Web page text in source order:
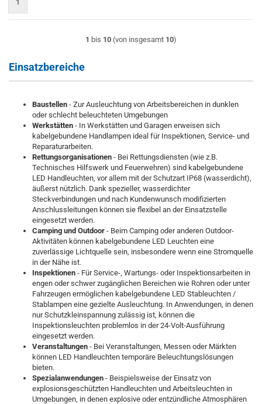
1
1 bis 10 (von insgesamt 10)
Einsatzbereiche
Baustellen - Zur Ausleuchtung von Arbeitsbereichen in dunklen
oder schlecht beleuchteten Umgebungen
Werkstätten - In Werkstätten und Garagen erweisen sich
kabelgebundene Handlampen ideal für Inspektionen, Service- und
Reparaturarbeiten.
Rettungsorganisationen - Bei Rettungsdiensten (wie z.B.
Technisches Hilfswerk und Feuerwehren) sind kabelgebundene
LED Handleuchten, vor allem mit der Schutzart IP68 (wasserdicht),
äußerst nützlich. Dank spezieller, wasserdichter
Steckverbindungen und nach Kundenwunsch modifizierten
Anschlussleitungen können sie flexibel an der Einsatzstelle
eingesetzt werden.
Camping und Outdoor - Beim Camping oder anderen Outdoor-
Aktivitäten können kabelgebundene LED Leuchten eine
zuverlässige Lichtquelle sein, insbesondere wenn eine Stromquelle
in der Nähe ist.
Inspektionen - Für Service-, Wartungs- oder Inspektionsarbeiten in
engen oder schwer zugänglichen Bereichen wie Rohren oder unter
Fahrzeugen ermöglichen kabelgebundene LED Stableuchten /
Stablampen eine gezielte Ausleuchtung. In Anwendungen, in denen
nur Schutzkleinspannung zulässig ist, können die
Inspektionsleuchten problemlos in der 24-Volt-Ausführung
eingesetzt werden.
Veranstaltungen - Bei Veranstaltungen, Messen oder Märkten
können LED Handleuchten temporäre Beleuchtungslösungen
bieten.
Spezialanwendungen - Beispielsweise der Einsatz von
explosionsgeschützten Handleuchten und Arbeitsleuchten in
Umgebungen, in denen explosive oder entzündliche Atmosphären